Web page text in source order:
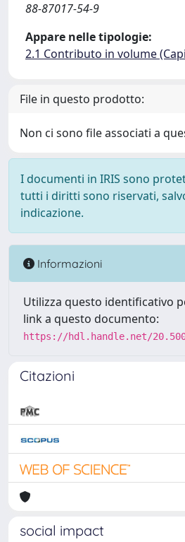
88-87017-54-9
Appare nelle tipologie:
2.1 Contributo in volume
File in questo prodotto:
Non ci sono file associati a
I documenti in IRIS sono
tutti i diritti sono riservati,
indicazione.
Informazioni
Utilizza questo identificativo
link a questo documento:
https://hdl.handle.net/
Citazioni
social impact